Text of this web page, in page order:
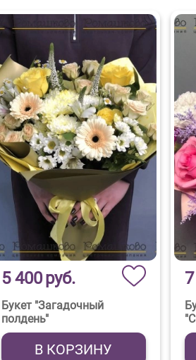
5 400руб.
Букет "Загадочный
полдень"
В КОРЗИНУ